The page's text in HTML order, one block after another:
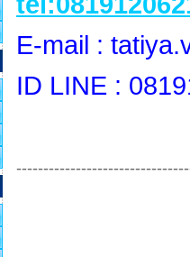
E-mail :
ID LINE :